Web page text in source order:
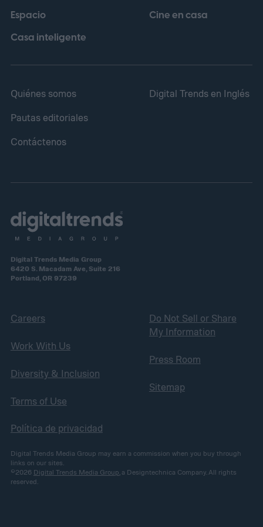
vigilancia y mirilla óptica tradicional, un
rasgo que ha caracterizado a esta línea de
Espacio
Casa inteligente
Cine en casa
Quiénes somos
Pautas editoriales
Contáctenos
Digital Trends en Inglés
Digital Trends Media Group
6420 S. Macadam Ave, Suite 216
Portland, OR 97239
Careers
Work With Us
Diversity & Inclusion
Terms of Use
Política de privacidad
Do Not Sell or Share
My Information
Press Room
Sitemap
Digital Trends Media Group may earn a commission when you buy through
links on our sites.
©2026 Digital Trends Media Group, a Designtechnica Company. All rights
reserved.